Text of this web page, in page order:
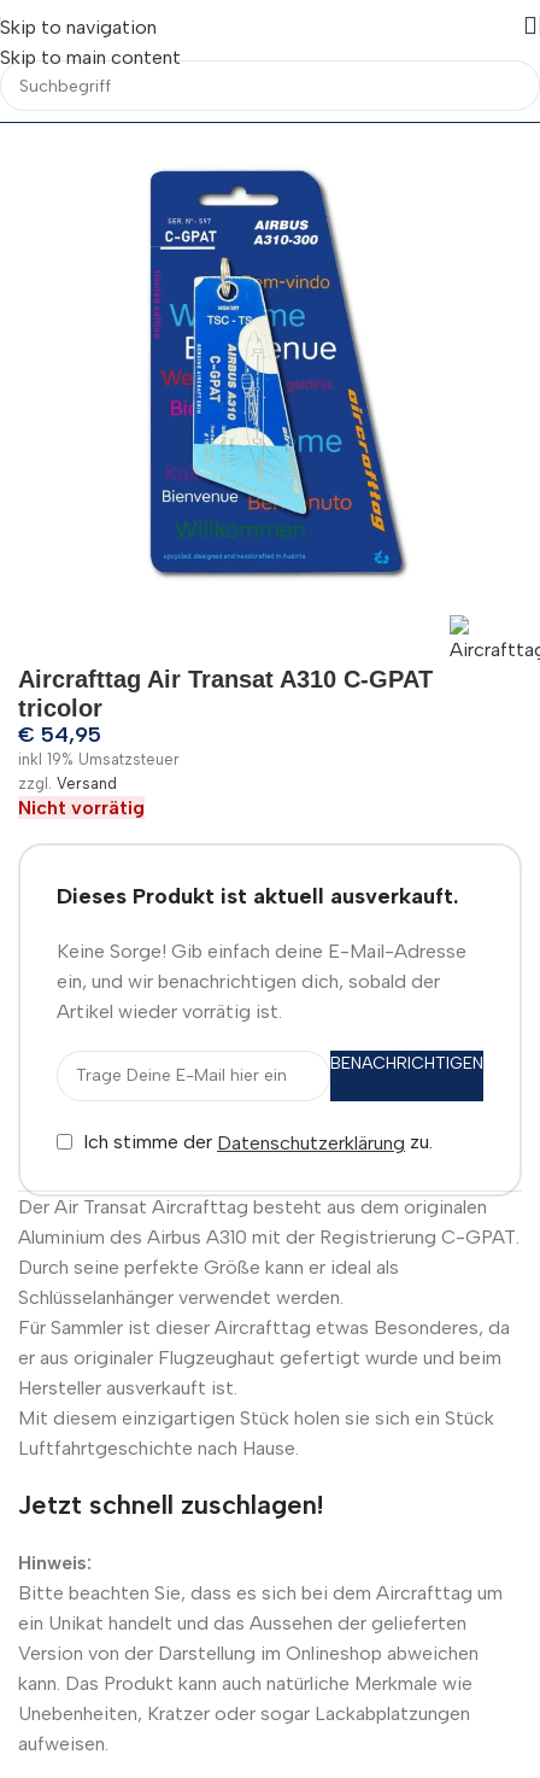
Skip to navigation
Skip to main content
Aircrafttag Air Transat A310 C-GPAT
tricolor
€ 54,95
inkl 19% Umsatzsteuer
zzgl. Versand
Nicht vorrätig
Dieses Produkt ist aktuell ausverkauft.
Keine Sorge! Gib einfach deine E-Mail-Adresse
ein, und wir benachrichtigen dich, sobald der
Artikel wieder vorrätig ist.
BENACHRICHTIGEN
Ich stimme der Datenschutzerklärung zu.
Der Air Transat Aircrafttag besteht aus dem originalen
Aluminium des Airbus A310 mit der Registrierung C-GPAT.
Durch seine perfekte Größe kann er ideal als
Schlüsselanhänger verwendet werden.
Für Sammler ist dieser Aircrafttag etwas Besonderes, da
er aus originaler Flugzeughaut gefertigt wurde und beim
Hersteller ausverkauft ist.
Mit diesem einzigartigen Stück holen sie sich ein Stück
Luftfahrtgeschichte nach Hause.
Jetzt schnell zuschlagen!
Hinweis:
Bitte beachten Sie, dass es sich bei dem Aircrafttag um
ein Unikat handelt und das Aussehen der gelieferten
Version von der Darstellung im Onlineshop abweichen
kann. Das Produkt kann auch natürliche Merkmale wie
Unebenheiten, Kratzer oder sogar Lackabplatzungen
aufweisen.